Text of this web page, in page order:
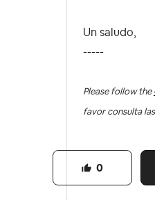
Un saludo,
-----
Please follow the
favor consulta las
0